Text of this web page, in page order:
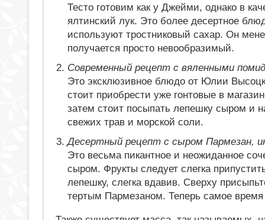
Тесто готовим как у Джейми, однако в
ялтинский лук. Это более десертное
используют тростниковый сахар. Он
получается просто невообразимый.
Современный рецепт с вяленными
Это эксклюзивное блюдо от Юлии
стоит приобрести уже гонтовые в
затем стоит посыпать лепешку сыром и
свежих трав и морской соли.
Десертный рецепт с сыром Пармезан,
Это весьма пикантное и неожиданное
сыром. Фрукты следует слегка
лепешку, слегка вдавив. Сверху
тертым Пармезаном. Теперь самое время